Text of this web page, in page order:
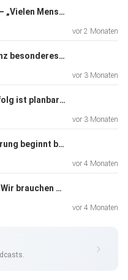
- Fußball von allen
360Media und der
Podcast erscheint
Form bei Sky Sport
#70 Julian Nagelsmann – „Vielen Menschen ein Lächeln aufs Gesicht zaubern“
vor 2 Monaten
#69 Niklas Süle – Ein ganz besonderes letztes Gespräch
vor 3 Monaten
#68 Fernando Carro: Erfolg ist planbar – aber nicht kontrollierbar
vor 3 Monaten
#67 Daniel Thioune: Führung beginnt beim Menschen
vor 4 Monaten
#66 Jürgen Klinsmann: „Wir brauchen eine positive Ausdauer“
vor 4 Monaten